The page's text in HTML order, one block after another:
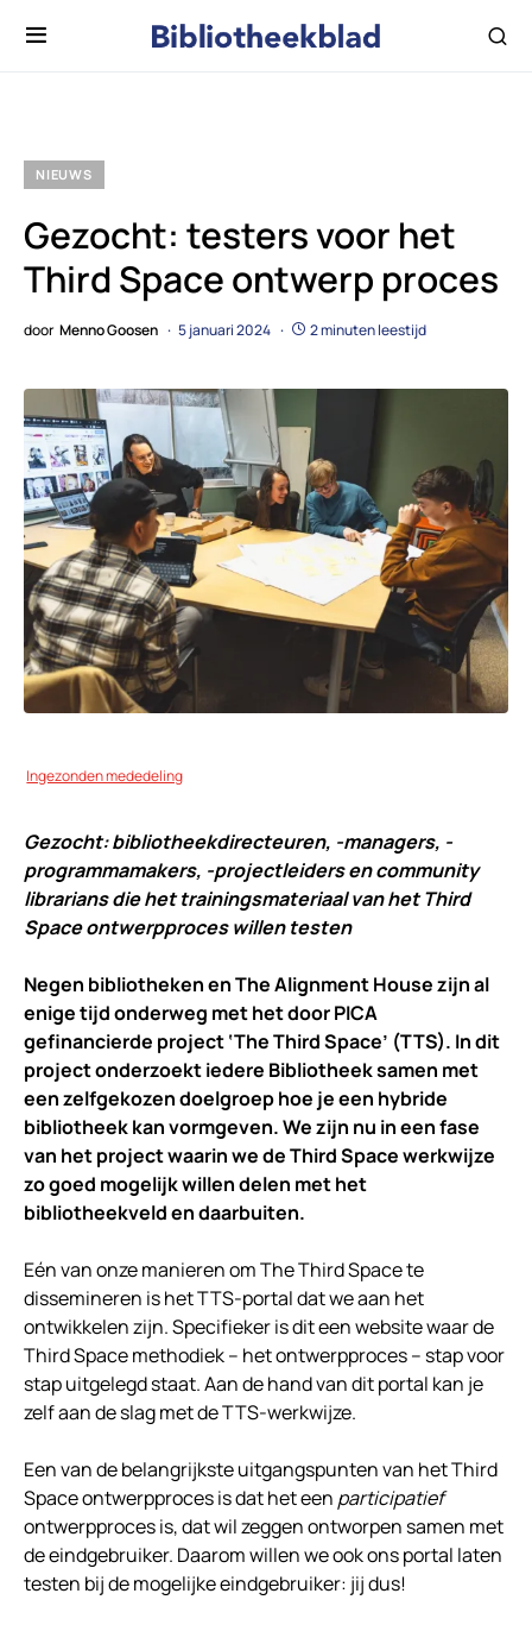
NIEUWS
Gezocht: testers voor het
Third Space ontwerp proces
door Menno Goosen 5 januari 2024 2 minuten leestijd
Ingezonden mededeling
Gezocht: bibliotheekdirecteuren, -managers, -
programmamakers, -projectleiders en community
librarians die het trainingsmateriaal van het Third
Space ontwerpproces willen testen
Negen bibliotheken en The Alignment House zijn al
enige tijd onderweg met het door PICA
gefinancierde project ‘The Third Space’ (TTS). In dit
project onderzoekt iedere Bibliotheek samen met
een zelfgekozen doelgroep hoe je een hybride
bibliotheek kan vormgeven. We zijn nu in een fase
van het project waarin we de Third Space werkwijze
zo goed mogelijk willen delen met het
bibliotheekveld en daarbuiten.
Eén van onze manieren om The Third Space te
dissemineren is het TTS-portal dat we aan het
ontwikkelen zijn. Specifieker is dit een website waar de
Third Space methodiek – het ontwerpproces – stap voor
stap uitgelegd staat. Aan de hand van dit portal kan je
zelf aan de slag met de TTS-werkwijze.
Een van de belangrijkste uitgangspunten van het Third
Space ontwerpproces is dat het een participatief
ontwerpproces is, dat wil zeggen ontworpen samen met
de eindgebruiker. Daarom willen we ook ons portal laten
testen bij de mogelijke eindgebruiker: jij dus!